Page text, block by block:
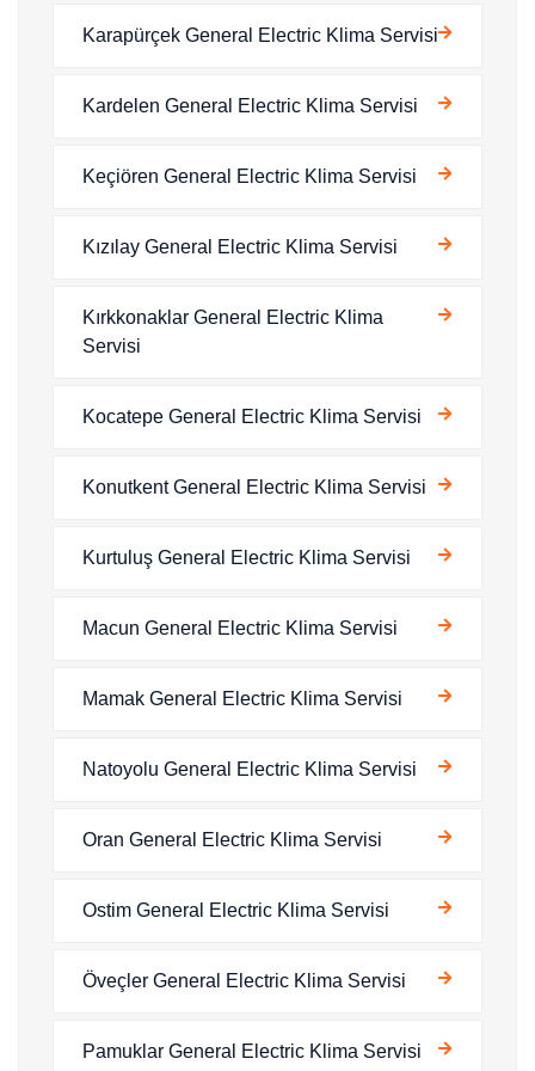
Karapürçek General Electric Klima Servisi
Kardelen General Electric Klima Servisi
Keçiören General Electric Klima Servisi
Kızılay General Electric Klima Servisi
Kırkkonaklar General Electric Klima
Servisi
Kocatepe General Electric Klima Servisi
Konutkent General Electric Klima Servisi
Kurtuluş General Electric Klima Servisi
Macun General Electric Klima Servisi
Mamak General Electric Klima Servisi
Natoyolu General Electric Klima Servisi
Oran General Electric Klima Servisi
Ostim General Electric Klima Servisi
Öveçler General Electric Klima Servisi
Pamuklar General Electric Klima Servisi